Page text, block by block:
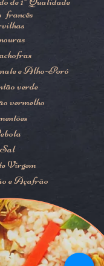
francês
e Alho-Poró
verde
vermelho
Sal
Virgem
e Açafrão